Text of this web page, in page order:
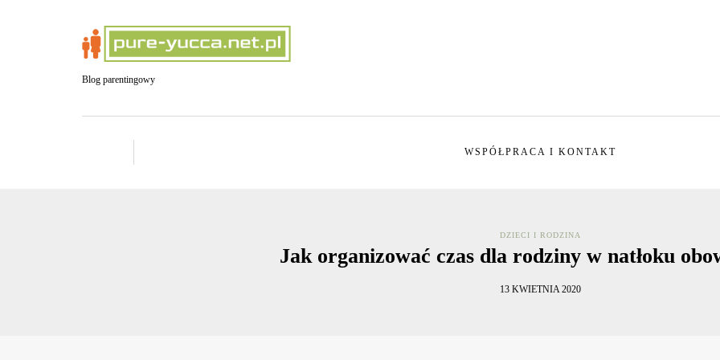
Blog parentingowy
WSPÓŁPRACA I KONTAKT
DZIECI I RODZINA
Jak organizować czas dla rodziny w natłoku
13 KWIETNIA 2020